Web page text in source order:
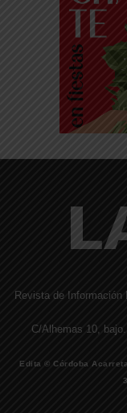
Revista de Información
C/Alhemas 10,
Edita © Córdoba